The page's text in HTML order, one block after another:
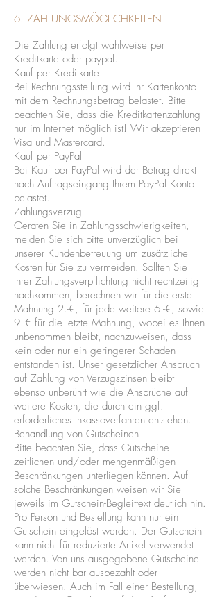
6. ZAHLUNGSMÖGLICHKEITEN
Die Zahlung erfolgt wahlweise per
Kreditkarte oder paypal.
Kauf per Kreditkarte
Bei Rechnungsstellung wird Ihr Kartenkonto
mit dem Rechnungsbetrag belastet. Bitte
beachten Sie, dass die Kreditkartenzahlung
nur im Internet möglich ist! Wir akzeptieren
Visa und Mastercard.
Kauf per PayPal
Bei Kauf per PayPal wird der Betrag direkt
nach Auftragseingang Ihrem PayPal Konto
belastet.
Zahlungsverzug
Geraten Sie in Zahlungsschwierigkeiten,
melden Sie sich bitte unverzüglich bei
unserer Kundenbetreuung um zusätzliche
Kosten für Sie zu vermeiden. Sollten Sie
Ihrer Zahlungsverpflichtung nicht rechtzeitig
nachkommen, berechnen wir für die erste
Mahnung 2.-€, für jede weitere 6.-€, sowie
9.-€ für die letzte Mahnung, wobei es Ihnen
unbenommen bleibt, nachzuweisen, dass
kein oder nur ein geringerer Schaden
entstanden ist. Unser gesetzlicher Anspruch
auf Zahlung von Verzugszinsen bleibt
ebenso unberührt wie die Ansprüche auf
weitere Kosten, die durch ein ggf.
erforderliches Inkassoverfahren entstehen.
Behandlung von Gutscheinen
Bitte beachten Sie, dass Gutscheine
zeitlichen und/oder mengenmäßigen
Beschränkungen unterliegen können. Auf
solche Beschränkungen weisen wir Sie
jeweils im Gutschein-Begleittext deutlich hin.
Pro Person und Bestellung kann nur ein
Gutschein eingelöst werden. Der Gutschein
kann nicht für reduzierte Artikel verwendet
werden. Von uns ausgegebene Gutscheine
werden nicht bar ausbezahlt oder
überwiesen. Auch im Fall einer Bestellung,